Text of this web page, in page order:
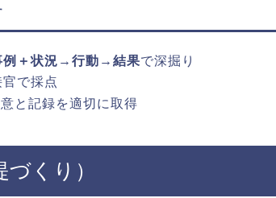
例＋状況→行動→結果で深掘り
で採点
と記録を適切に取得
くり）